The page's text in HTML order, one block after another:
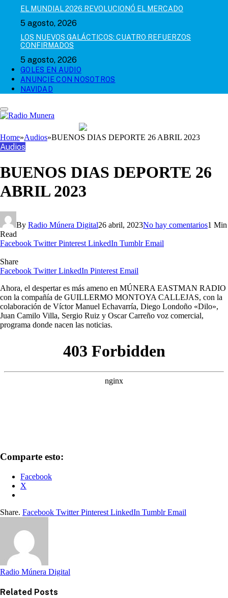
EL MUNDIAL 2026 REVOLUCIONÓ EL MERCADO
5 agosto, 2026
LOS NUEVOS GALÁCTICOS: CUATRO REFUERZOS
CONFIRMADOS
5 agosto, 2026
GOLES EN AUDIO
ANUNCIE CON NOSOTROS
NAVIDAD
Home»Audios»BUENOS DIAS DEPORTE 26 ABRIL 2023
Audios
BUENOS DIAS DEPORTE 26
ABRIL 2023
By Radio Múnera Digital26 abril, 2023No hay comentarios1 Min
Read
Facebook Twitter Pinterest LinkedIn Tumblr Email
Share
Facebook Twitter LinkedIn Pinterest Email
Ahora, el despertar es más ameno en MÚNERA EASTMAN RADIO
con la compañía de GUILLERMO MONTOYA CALLEJAS, con la
colaboración de Víctor Manuel Echavarría, Diego Londoño «Dilo»,
Juan Camilo Villa, Sergio Ruiz y Oscar Carreño voz comercial,
programa donde nacen las noticias.
Comparte esto:
Facebook
X
Share. Facebook Twitter Pinterest LinkedIn Tumblr Email
Radio Múnera Digital
Related Posts